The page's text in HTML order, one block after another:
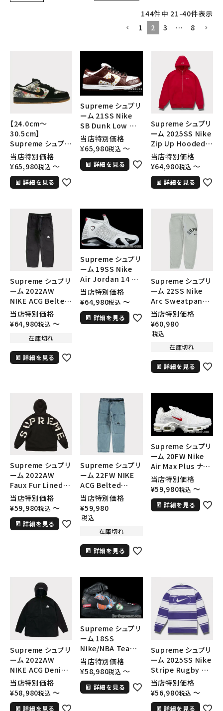
CONTENTS
ACCOUNT MENU
meeting_room ログイン person 会員登録
Follow us
144件中 21-40件表示
1
2 3 … 8
【24.0cm～
30.5cm】
Supreme シュプリ
ーム Nike SB
Dunk Low
Rammellzee シュ
プリーム ナイキSB
当店特別価格
¥65,980税込 〜
詳細を見る
Supreme シュプリ
ーム 21SS Nike
SB Dunk Low ナイ
キSBダンクロウ ス
ニーカー ブラウン
当店特別価格
¥65,980税込 〜
詳細を見る
Supreme シュプリ
ーム 2025SS Nike
Zip Up Hooded
Sweatshirt ナイ
キジップアップフー
ドパーカー レッド
赤
当店特別価格
¥64,980税込 〜
詳細を見る
Supreme シュプリ
ーム 2022AW
NIKE ACG Belted
Denim Pant ナイ
キACGデニムパンツ
ブラック
当店特別価格
¥64,980税込 〜
在庫切れ
詳細を見る
Supreme シュプリ
ーム 19SS Nike
Air Jordan 14 ナ
イキエアジョーダン
14 スニーカー ホワ
イト
当店特別価格
¥64,980税込 〜
詳細を見る
Supreme シュプリ
ーム 22SS Nike
Arc Sweatpant
ナイキアークスウェ
ットパンツ ヘザーグ
レー
当店特別価格
¥60,980
税込
在庫切れ
詳細を見る
Supreme シュプリ
ーム 2022AW
Faux Fur Lined
Zip Up Hooded
Sweatshirt フォ
ークスファーライン
ジップアップフード
当店特別価格
¥59,980税込 〜
詳細を見る
Supreme シュプリ
ーム 22FW NIKE
ACG Belted
Denim Pant ナイ
キACGデニムパンツ
ウォッシュブルー
当店特別価格
¥59,980
税込
在庫切れ
詳細を見る
Supreme シュプリ
ーム 20FW Nike
Air Max Plus ナイ
キエアマックスプラ
ス ホワイト
当店特別価格
¥59,980税込 〜
詳細を見る
Supreme シュプリ
ーム 2022AW
NIKE ACG Denim
Pullover ナイキ
ADGデニムプルオ
ーバージャケット ブ
当店特別価格
¥58,980税込 〜
詳細を見る
Supreme シュプリ
ーム 18SS
Nike/NBA Teams
Air Force 1 Mid
ナイキNBAチーム
エアフォース1 ブラ
ック
当店特別価格
¥58,980税込 〜
詳細を見る
Supreme シュプリ
ーム 2025SS Nike
Stripe Rugby ナ
イキストライプラグ
ビー パープル
当店特別価格
¥56,980税込 〜
詳細を見る